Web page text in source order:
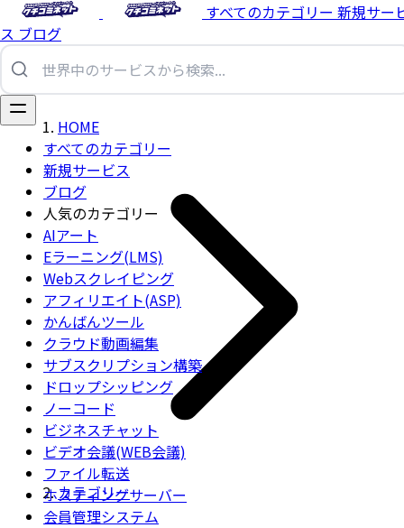
すべてのカテゴリー 新規サー
ス ブログ
すべてのカテゴリー
新規サービス
ブログ
人気のカテゴリー
AIアート
Eラーニング(LMS)
Webスクレイピング
アフィリエイト(ASP)
かんばんツール
クラウド動画編集
サブスクリプション構築
ドロップシッピング
ノーコード
ビジネスチャット
ビデオ会議(WEB会議)
ファイル転送
ホスティングサーバー
会員管理システム
HOME
カテゴリー